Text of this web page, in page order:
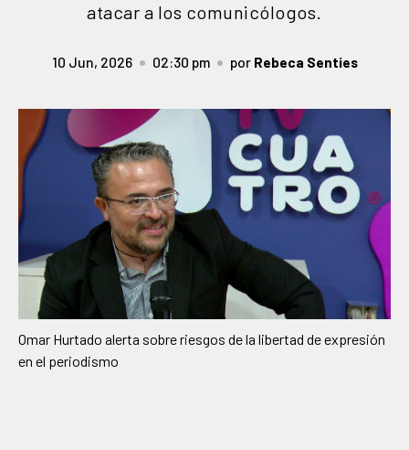
atacar a los comunicólogos.
10 Jun, 2026 02:30 pm por Rebeca Senties
Omar Hurtado alerta sobre riesgos de la libertad de expresión
en el periodismo